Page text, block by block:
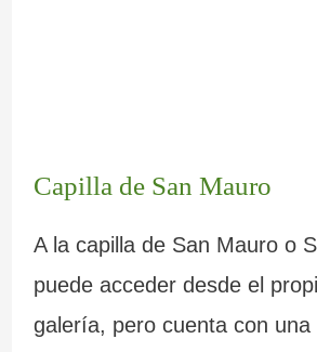
Capilla de San Mauro
A la capilla de San Mauro o
puede acceder desde el
galería, pero cuenta con una